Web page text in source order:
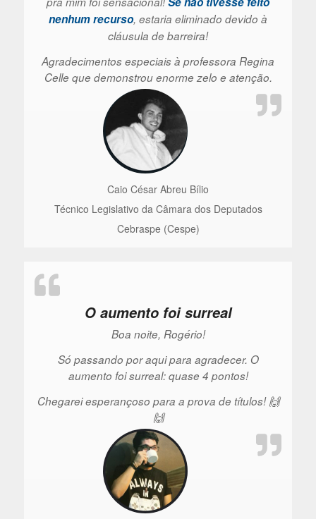
nenhum recurso, estaria eliminado devido à
cláusula de barreira!
Agradecimentos especiais à professora Regina
Celle que demonstrou enorme zelo e atenção.
Caio César Abreu Bílio
Técnico Legislativo da Câmara dos Deputados
Cebraspe (Cespe)
O aumento foi surreal
Boa noite, Rogério!
Só passando por aqui para agradecer. O
aumento foi surreal: quase 4 pontos!
Chegarei esperançoso para a prova de títulos! 🙌
🙌